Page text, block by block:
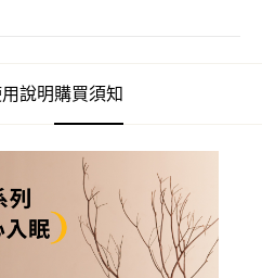
說明購買須知